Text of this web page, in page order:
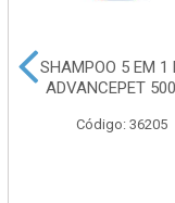
SHAMPOO 5 EM 1
ADVANCEPET
Código: 36205